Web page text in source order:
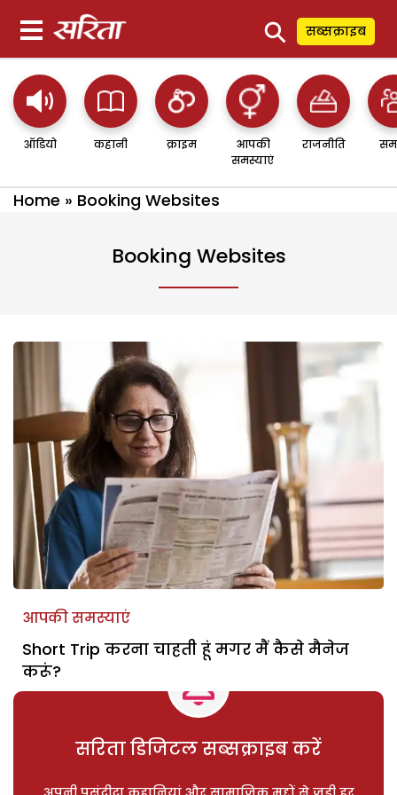
⚲ सब्सक्राइब
ऑडियो कहानी क्राइम
आपकी
समस्याएं
राजनीति
Home » Booking Websites
Booking Websites
आपकी समस्याएं
Short Trip करना चाहती हूं मगर मैं कैसे मैनेज
करूं?
सरिता डिजिटल सब्सक्राइब करें